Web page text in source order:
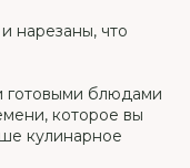
нарезаны, что
готовыми блюдами
которое вы
кулинарное